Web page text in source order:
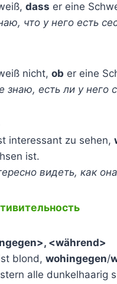
dass er eine
что у него есть
nicht, ob er eine
знаю, есть ли у него
interessant zu sehen,
ist.
видеть, как
<während>
blond, wohingegen/
alle dunkelhaarig